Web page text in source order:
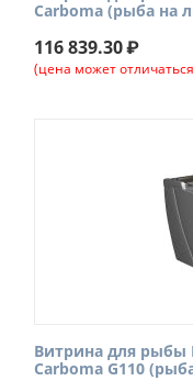
Carboma (рыба на
116 839.30₽
(цена может
Витрина для рыбы
Carboma G110